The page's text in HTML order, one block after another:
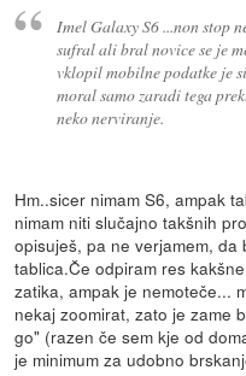
Imel Galaxy S6 ...non stop
sufral ali bral novice se je
vklopil mobilne podatke je
moral samo zaradi tega
neko nerviranje.
Hm..sicer nimam S6, ampak
nimam niti slučajno takšnih
opisuješ, pa ne verjamem,
tablica.Če odpiram res
zatika, ampak je nemoteče...
nekaj zoomirat, zato je zame
go" (razen če sem kje od
je minimum za udobno